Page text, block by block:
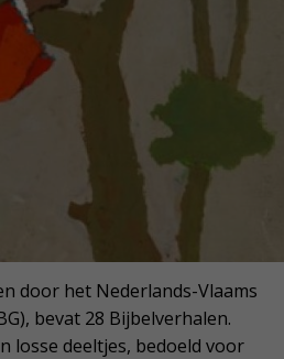
door het Nederlands-Vlaams
bevat 28 Bijbelverhalen.
losse deeltjes, bedoeld voor